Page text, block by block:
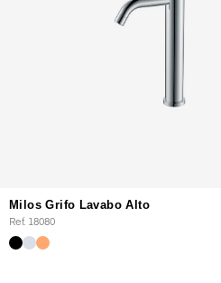
Milos Grifo Lavabo Alto
Ref. 18080